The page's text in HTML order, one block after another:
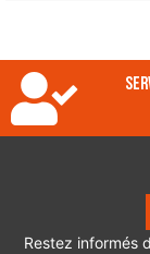
Restez informés